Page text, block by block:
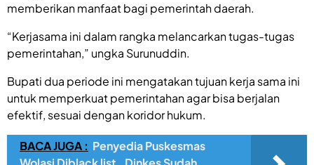
memberikan manfaat bagi pemerintah daerah.
“Kerjasama ini dalam rangka melancarkan tugas-tugas
pemerintahan,” ungka Surunuddin.
Bupati dua periode ini mengatakan tujuan kerja sama ini
untuk memperkuat pemerintahan agar bisa berjalan
efektif, sesuai dengan koridor hukum.
BACA JUGA : Penyedia Puskesmas